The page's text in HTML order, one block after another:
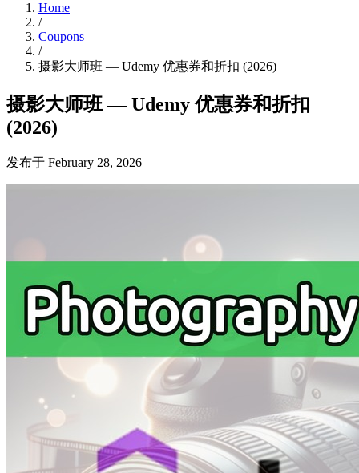
Home
/
Coupons
/
摄影大师班 — Udemy 优惠券和折扣 (2026)
摄影大师班 — Udemy 优惠券和折扣
(2026)
发布于 February 28, 2026